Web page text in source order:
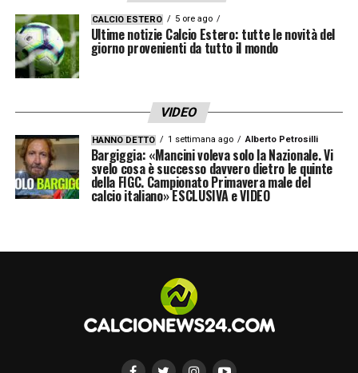
CALCIO ESTERO 5 ore ago
Ultime notizie Calcio Estero: tutte le novità del
giorno provenienti da tutto il mondo
VIDEO
HANNO DETTO 1 settimana ago Alberto Petrosilli
Bargiggia: «Mancini voleva solo la Nazionale. Vi
svelo cosa è successo davvero dietro le quinte
della FIGC. Campionato Primavera male del
calcio italiano» ESCLUSIVA e VIDEO